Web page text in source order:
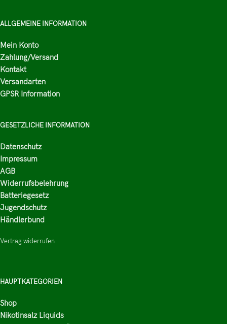
ALLGEMEINE INFORMATION
Mein Konto
Zahlung/Versand
Kontakt
Versandarten
GPSR Information
GESETZLICHE INFORMATION
Datenschutz
Impressum
AGB
Widerrufsbelehrung
Batteriegesetz
Jugendschutz
Händlerbund
Vertrag widerrufen
HAUPTKATEGORIEN
Shop
Nikotinsalz Liquids